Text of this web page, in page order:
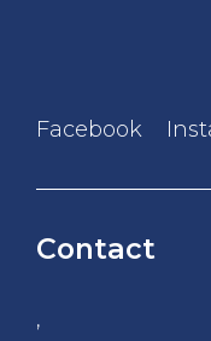
Facebook
Contact
,